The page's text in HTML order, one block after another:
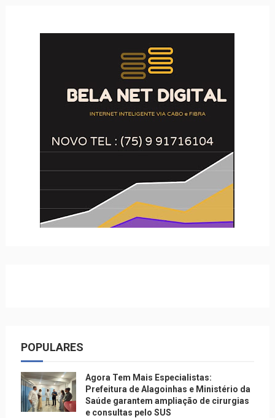
POPULARES
Agora Tem Mais Especialistas:
Prefeitura de Alagoinhas e Ministério da
Saúde garantem ampliação de cirurgias
e consultas pelo SUS